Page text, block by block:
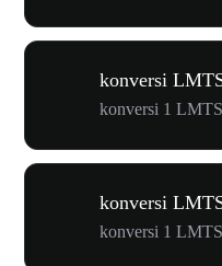
konversi
konversi 1
konversi
konversi 1